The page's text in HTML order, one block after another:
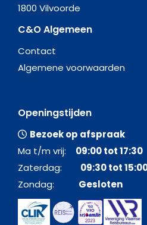
1800 Vilvoorde
C&O Algemeen
Contact
Algemene voorwaarden
Openingstijden
Bezoek op afspraak
Ma t/m vrij: 09:00 tot 17:30
Zaterdag: 09:30 tot
Zondag: Gesloten